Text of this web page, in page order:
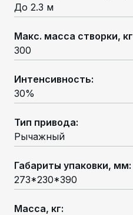
До 2.3 м
Макс. масса створки, кг
300
Интенсивность:
30%
Тип привода:
Рычажный
Габариты упаковки, мм:
273*230*390
Масса, кг: